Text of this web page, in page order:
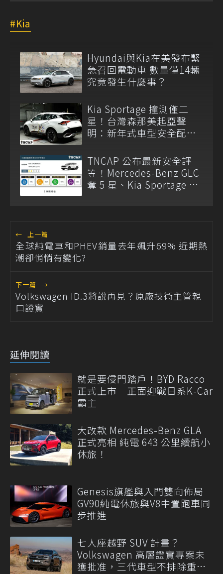
Kia
Hyundai與Kia在美發布緊
急召回電動車 數量僅14輛
究竟發生什麼事？
Kia Sportage 撞測僅二
星！台灣森那美起亞聲
明：新年式車型安全配備
TNCAP 公布最新安全評
等！Mercedes-Benz GLC
奪 5 星、Kia Sportage 僅
← 上一篇
全球純電車和PHEV銷量去年飆升69% 近期熱
潮卻悄悄有變化?
下一篇 →
Volkswagen ID.3將說再見？原廠技術主管親
口證實
延伸閱讀
就是要侵門踏戶！BYD Racco
正式上市 正面迎戰日系K-Car
霸主
大改款 Mercedes-Benz GLA
正式亮相 純電 643 公里續航小
休旅！
Genesis旗艦與入門雙向佈局
GV90純電休旅與V8中置跑車同
步推進
七人座越野 SUV 計畫？
Volkswagen 高層證實專案未
獲批准，三代車型不排除重